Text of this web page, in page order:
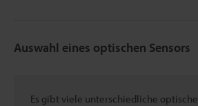
Auswahl eines optischen Sensors
Es gibt viele unterschiedliche